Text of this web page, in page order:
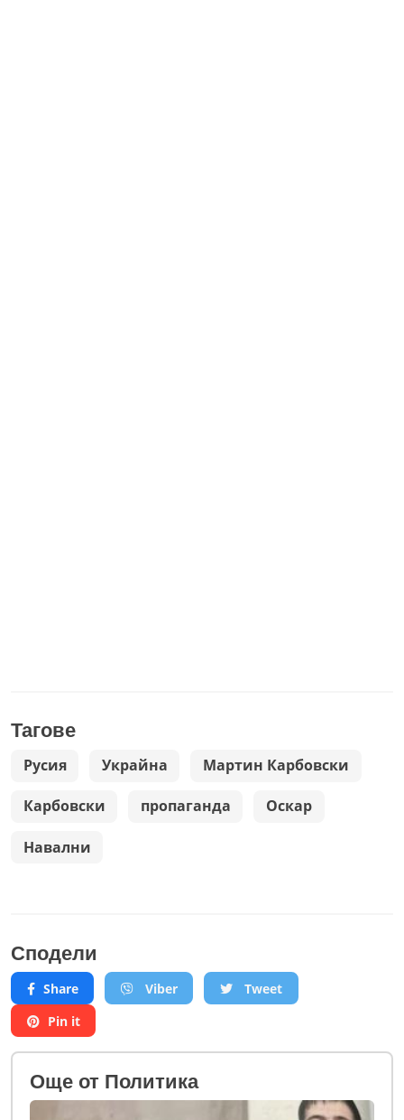
Тагове
Русия Украйна Мартин Карбовски
Карбовски пропаганда Оскар
Навални
Сподели
Share Viber
Tweet
Pin it
Oще от Политика